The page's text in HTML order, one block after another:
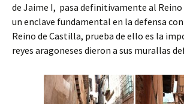
de Jaime I, pasa definitivamente al Reino
un enclave fundamental en la defensa
Reino de Castilla, prueba de ello es la
reyes aragoneses dieron a sus murallas